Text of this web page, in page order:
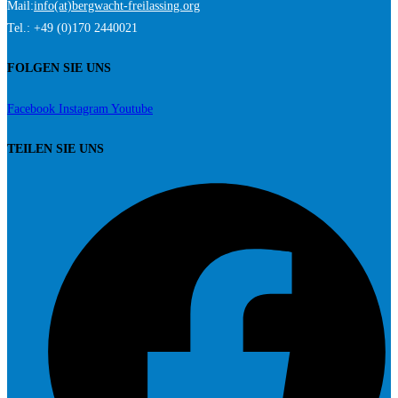
Mail:info(at)bergwacht-freilassing.org
Tel.: +49 (0)170 2440021
FOLGEN SIE UNS
Facebook Instagram Youtube
TEILEN SIE UNS